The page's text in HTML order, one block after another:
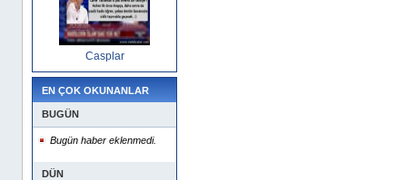
Casplar
EN ÇOK OKUNANLAR
BUGÜN
Bugün haber eklenmedi.
DÜN